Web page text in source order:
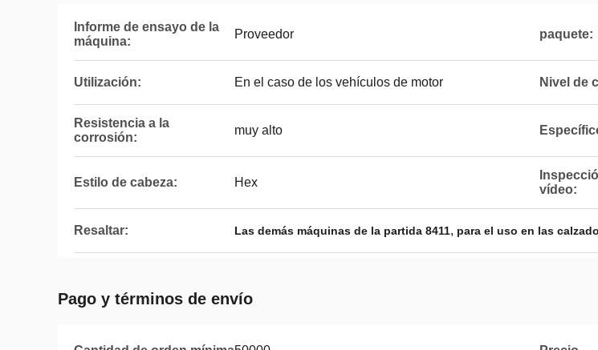
Informe de ensayo de la
máquina:
Proveedor paquete:
Utilización: En el caso de los vehículos de motor Nivel de
Resistencia a la
corrosión:
muy alto
Estilo de cabeza: Hex
vídeo:
Resaltar: Las demás máquinas de la partida 8411, para el uso en las
Pago y términos de envío